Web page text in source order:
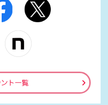
ト一覧